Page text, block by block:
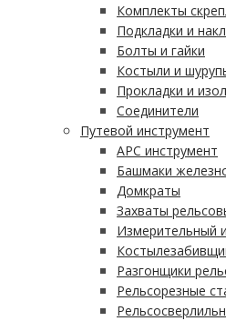
Комплекты
Подкладки и
Болты и гайки
Костыли и
Прокладки и
Соединители
Путевой инструмент
АРС инструмент
Башмаки
Домкраты
Захваты
Измерительный
Разгонщики
Рельсорезные